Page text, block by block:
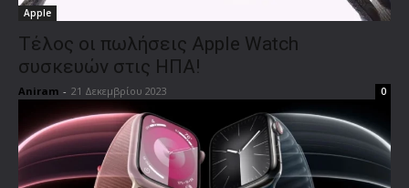
Apple
Τέλος οι πωλήσεις Apple Watch
συσκευών στις ΗΠΑ!
Aniram - 21 Δεκεμβρίου 2023 0